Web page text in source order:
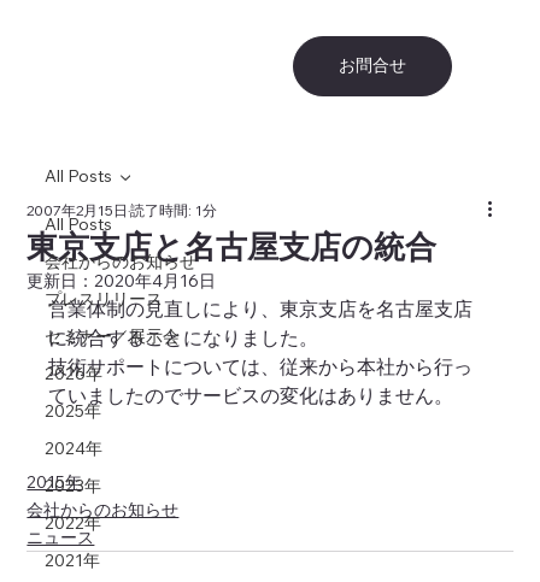
お問合せ
All Posts
会社からのお知らせ
プレスリリース
セミナー／展示会
2026年
2025年
2024年
2023年
2022年
2021年
All Posts
東京支店と名古屋支店の統合
2007年2月15日読了時間: 1分
更新日：2020年4月16日
営業体制の見直しにより、東京支店を名古屋支店
に統合することになりました。
技術サポートについては、従来から本社から行っ
ていましたのでサービスの変化はありません。
2015年
会社からのお知らせ
ニュース